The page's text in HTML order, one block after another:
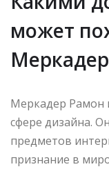
может
Меркадер Рамон
сфере дизайна.
предметов
признание в